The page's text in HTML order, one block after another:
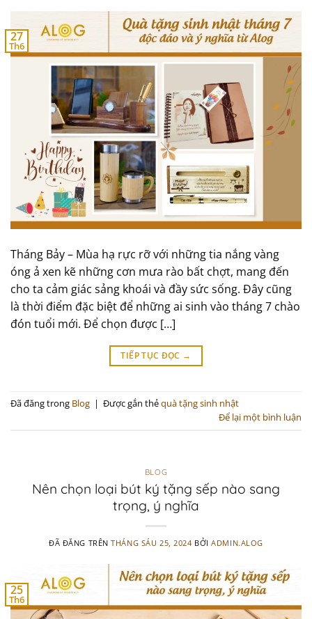
27
Th6
Tháng Bảy – Mùa hạ rực rỡ với những tia nắng vàng
óng ả xen kẽ những cơn mưa rào bất chợt, mang đến
cho ta cảm giác sảng khoái và đầy sức sống. Đây cũng
là thời điểm đặc biệt để những ai sinh vào tháng 7 chào
đón tuổi mới. Để chọn được […]
TIẾP TỤC ĐỌC →
Đã đăng trong Blog | Được gắn thẻquà tặng sinh nhật
Để lại một bình luận
BLOG
Nên chọn loại bút ký tặng sếp nào sang
trọng, ý nghĩa
ĐÃ ĐĂNG TRÊNTHÁNG SÁU 25, 2024 BỞIADMIN.ALOG
25
Th6